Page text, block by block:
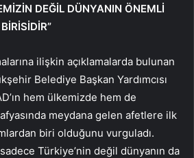
DEĞİL DÜNYANIN ÖNEMLİ
ilişkin açıklamalarda bulunan
Belediye Başkan Yardımcısı
hem ülkemizde hem de
meydana gelen afetlere ilk
biri olduğunu vurguladı.
sadece Türkiye’nin değil dünyanın da